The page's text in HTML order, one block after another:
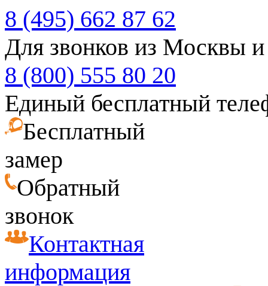
8 (495) 662 87 62
Для звонков из Москвы
8 (800) 555 80 20
Единый бесплатный
Бесплатный
замер
Обратный
звонок
Контактная
информация